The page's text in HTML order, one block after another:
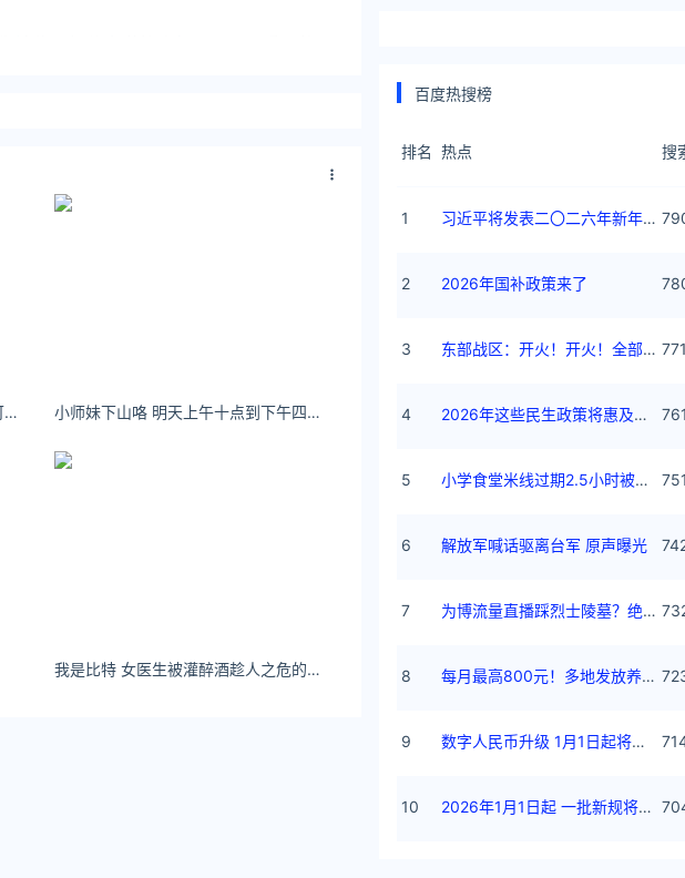
地位，细分赛道的头部公司是最重要的
EC国际化的未来，因为 EC 是纯
nc-001作品中的女主角是一位清纯可爱的学生妹 小师妹下山咯 明天上午十点到下午四点半，广州萤火虫评委席位等大家哦~ - 哔哩哔哩
我是比特 女医生被灌醉酒趁人之危的电视剧
百度热搜榜
排名 热点 搜
1 习近平将发表二〇二六年新年贺词
2 2026年国补政策来了
3 东部战区：开火！开火！全部命中！
4 2026年这些民生政策将惠及百姓
5 小学食堂米线过期2.5小时被罚5万
6 解放军喊话驱离台军 原声曝光
7 为博流量直播踩烈士陵墓？绝不姑息
8 每月最高800元！多地发放养老消费券
9 数字人民币升级 1月1日起将计付利息
10 2026年1月1日起 一批新规将施行